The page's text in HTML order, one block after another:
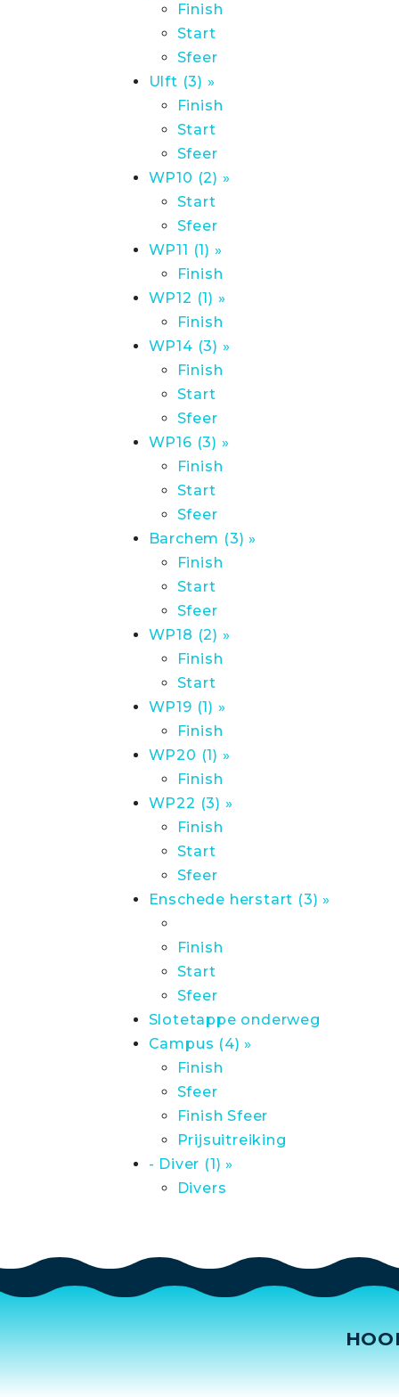
Finish
Start
Sfeer
Ulft (3) »
Finish
Start
Sfeer
WP10 (2) »
Start
Sfeer
WP11 (1) »
Finish
WP12 (1) »
Finish
WP14 (3) »
Finish
Start
Sfeer
WP16 (3) »
Finish
Start
Sfeer
Barchem (3) »
Finish
Start
Sfeer
WP18 (2) »
Finish
Start
WP19 (1) »
Finish
WP20 (1) »
Finish
WP22 (3) »
Finish
Start
Sfeer
Enschede herstart (3) »
Finish
Start
Sfeer
Slotetappe onderweg
Campus (4) »
Finish
Sfeer
Finish Sfeer
Prijsuitreiking
- Diver (1) »
Divers